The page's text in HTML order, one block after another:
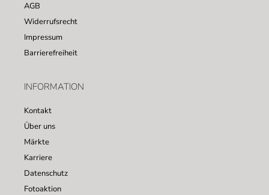
AGB
Widerrufsrecht
Impressum
Barrierefreiheit
INFORMATION
Kontakt
Über uns
Märkte
Karriere
Datenschutz
Fotoaktion